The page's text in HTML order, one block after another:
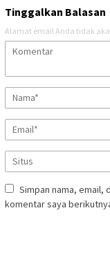
Tinggalkan Balasan
Alamat email Anda tidak
Simpan nama, email,
komentar saya